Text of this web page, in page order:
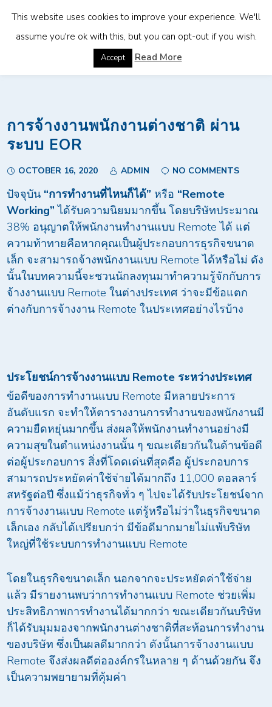
การจ้างงานพนักงานต่างชาติ ผ่านระบบ EOR
การจ้างงานพนักงานต่างชาติ ผ่าน
ระบบ EOR
OCTOBER 16, 2020 ADMIN NO COMMENTS
ปัจจุบัน “การทำงานที่ไหนก็ได้” หรือ “Remote
Working” ได้รับความนิยมมากขึ้น โดยบริษัทประมาณ
38% อนุญาตให้พนักงานทำงานแบบ Remote ได้ แต่
ความท้าทายคือหากคุณเป็นผู้ประกอบการธุรกิจขนาด
เล็ก จะสามารถจ้างพนักงานแบบ Remote ได้หรือไม่ ดัง
นั้นในบทความนี้จะชวนนักลงทุนมาทำความรู้จักกับการ
จ้างงานแบบ Remote ในต่างประเทศ ว่าจะมีข้อแตก
ต่างกับการจ้างงาน Remote ในประเทศอย่างไรบ้าง
ประโยชน์การจ้างงานแบบ Remote ระหว่างประเทศ
ข้อดีของการทำงานแบบ Remote มีหลายประการ
อันดับแรก จะทำให้ตารางงานการทำงานของพนักงานมี
ความยืดหยุ่นมากขึ้น ส่งผลให้พนักงานทำงานอย่างมี
ความสุขในตำแหน่งงานนั้น ๆ ขณะเดียวกันในด้านข้อดี
ต่อผู้ประกอบการ สิ่งที่โดดเด่นที่สุดคือ ผู้ประกอบการ
สามารถประหยัดค่าใช้จ่ายได้มากถึง 11,000 ดอลลาร์
สหรัฐต่อปี ซึ่งแม้ว่าธุรกิจทั่ว ๆ ไปจะได้รับประโยชน์จาก
การจ้างงานแบบ Remote แต่รู้หรือไม่ว่าในธุรกิจขนาด
เล็กเอง กลับได้เปรียบกว่า มีข้อดีมากมายไม่แพ้บริษัท
ใหญ่ที่ใช้ระบบการทำงานแบบ Remote
โดยในธุรกิจขนาดเล็ก นอกจากจะประหยัดค่าใช้จ่าย
แล้ว มีรายงานพบว่าการทำงานแบบ Remote ช่วยเพิ่ม
ประสิทธิภาพการทำงานได้มากกว่า ขณะเดียวกันบริษัท
ก็ได้รับมุมมองจากพนักงานต่างชาติที่สะท้อนการทำงาน
ของบริษัท ซึ่งเป็นผลดีมากกว่า ดังนั้นการจ้างงานแบบ
Remote จึงส่งผลดีต่อองค์กรในหลาย ๆ ด้านด้วยกัน จึง
เป็นความพยายามที่คุ้มค่า
This website uses cookies to improve your experience. We'll
assume you're ok with this, but you can opt-out if you wish.
Accept Read More